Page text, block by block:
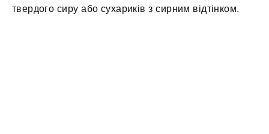
твердого сиру або сухариків з сирним відтінком.